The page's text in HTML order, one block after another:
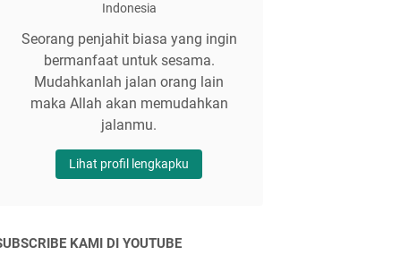
Indonesia
Seorang penjahit biasa yang ingin
bermanfaat untuk sesama.
Mudahkanlah jalan orang lain
maka Allah akan memudahkan
jalanmu.
Lihat profil lengkapku
KAMI DI YOUTUBE